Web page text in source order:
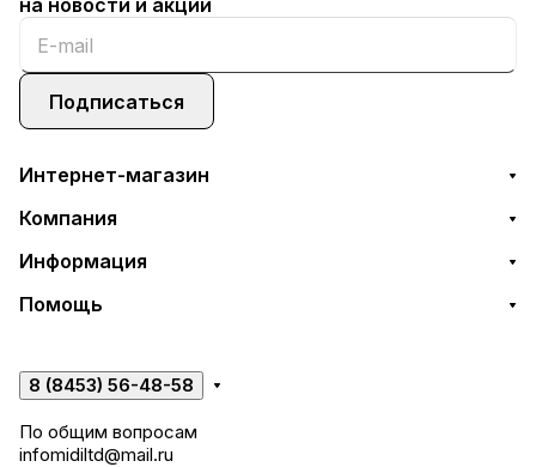
на новости и акции
Подписаться
Интернет-магазин
Компания
Информация
Помощь
8 (8453) 56-48-58
По общим вопросам
infomidiltd@mail.ru